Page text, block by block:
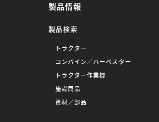
製品情報
製品検索
トラクター
コンバイン／ハーベスター
トラクター作業機
施設商品
資材／部品